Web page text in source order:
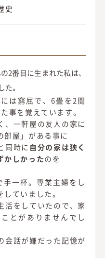
史
2番目に生まれた私は、
た。
は窮屈で、6畳を2間
事を覚えています。
、一軒屋の友人の家に
部屋」がある事に
同時に 自分の家は狭く
かしかったのを
一杯。専業主婦をし
ていました。
活をしていたので、家
とがありませんでし
会話が嫌だった記憶が